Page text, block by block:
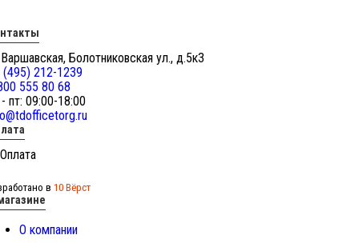
Болотниковская ул., д.5к3
(495) 212-1239
555 80 68
пт: 09:00-18:00
в 10 Вёрст
О компании